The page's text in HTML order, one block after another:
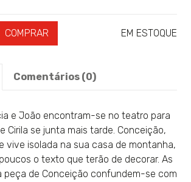
COMPRAR EM ESTOQUE
Comentários (0)
e João encontram-se no teatro para
Cirila se junta mais tarde. Conceição,
vive isolada na sua casa de montanha,
o texto que terão de decorar. As
peça de Conceição confundem-se com